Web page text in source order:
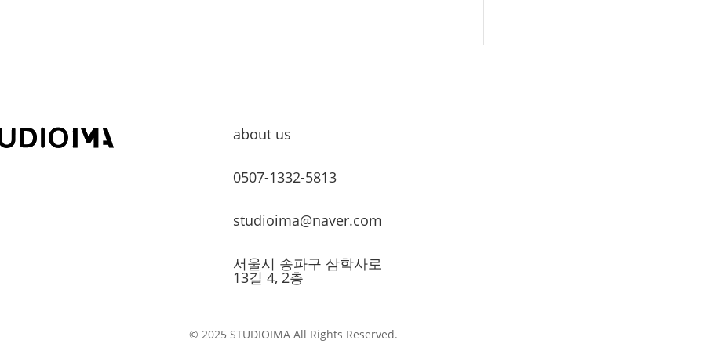
about us
0507-1332-5813
studioima@naver.com
서울시 송파구 삼학사로
13길 4, 2층
© 2025 STUDIOIMA All Rights Reserved.